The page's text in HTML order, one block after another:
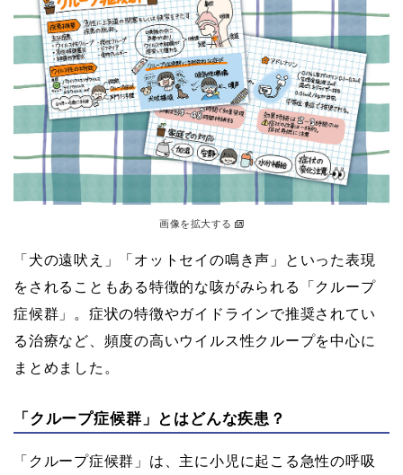
画像を拡大する
「犬の遠吠え」「オットセイの鳴き声」といった表現
をされることもある特徴的な咳がみられる「クループ
症候群」。症状の特徴やガイドラインで推奨されてい
る治療など、頻度の高いウイルス性クループを中心に
まとめました。
「クループ症候群」とはどんな疾患？
「クループ症候群」は、主に小児に起こる急性の呼吸